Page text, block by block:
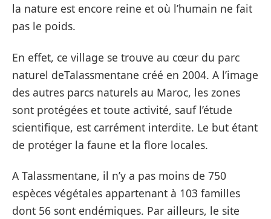
la nature est encore reine et où l’humain ne fait
pas le poids.
En effet, ce village se trouve au cœur du parc
naturel deTalassmentane créé en 2004. A l’image
des autres parcs naturels au Maroc, les zones
sont protégées et toute activité, sauf l’étude
scientifique, est carrément interdite. Le but étant
de protéger la faune et la flore locales.
A Talassmentane, il n’y a pas moins de 750
espèces végétales appartenant à 103 familles
dont 56 sont endémiques. Par ailleurs, le site